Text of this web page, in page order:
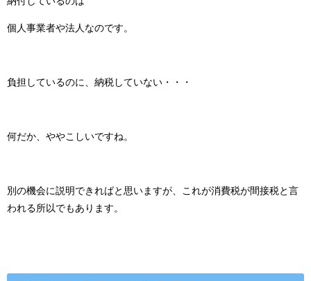
個人事業者や法人なのです。
負担しているのに、納税していない・・・
何だか、ややこしいですね。
別の機会に説明できればと思いますが、これが消費税が間接税と言
われる所以でもあります。